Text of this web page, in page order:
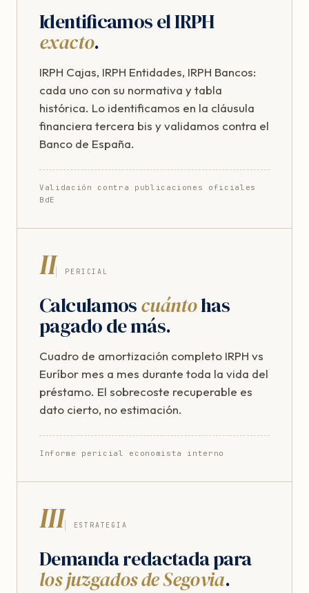
Identificamos el IRPH
exacto.
IRPH Cajas, IRPH Entidades, IRPH Bancos:
cada uno con su normativa y tabla
histórica. Lo identificamos en la cláusula
financiera tercera bis y validamos contra el
Banco de España.
Validación contra publicaciones oficiales
BdE
II PERICIAL
Calculamoscuántohas
pagado de más.
Cuadro de amortización completo IRPH vs
Euríbor mes a mes durante toda la vida del
préstamo. El sobrecoste recuperable es
dato cierto, no estimación.
Informe pericial economista interno
III ESTRATEGIA
Demanda redactada para
los juzgados de Segovia.